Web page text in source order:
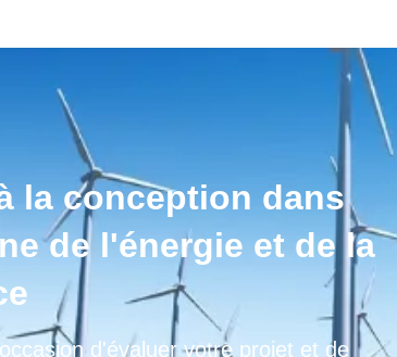
la conception dans
de l'énergie et de la
d'évaluer votre projet et de